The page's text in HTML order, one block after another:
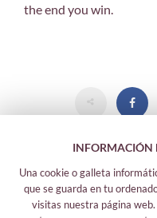
the end you win.
INFORMACIÓN
Una cookie o galleta
que se guarda en tu
visitas nuestra página